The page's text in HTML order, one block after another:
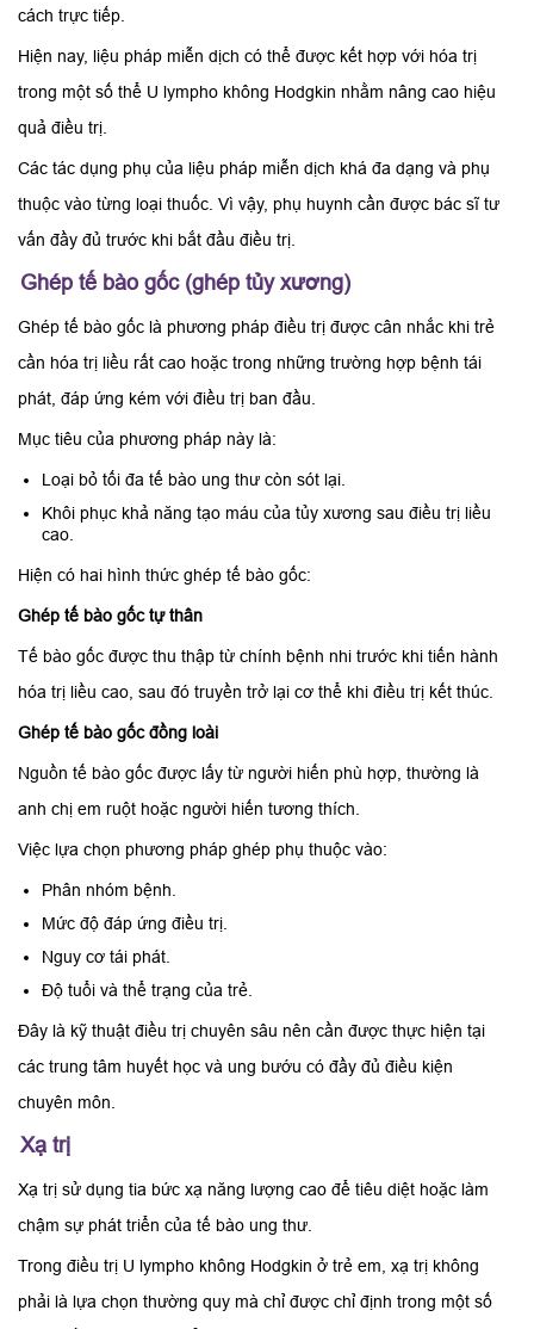
cách trực tiếp.
Hiện nay, liệu pháp miễn dịch có thể được kết hợp với hóa trị
trong một số thể U lympho không Hodgkin nhằm nâng cao hiệu
quả điều trị.
Các tác dụng phụ của liệu pháp miễn dịch khá đa dạng và phụ
thuộc vào từng loại thuốc. Vì vậy, phụ huynh cần được bác sĩ tư
vấn đầy đủ trước khi bắt đầu điều trị.
Ghép tế bào gốc (ghép tủy xương)
Ghép tế bào gốc là phương pháp điều trị được cân nhắc khi trẻ
cần hóa trị liều rất cao hoặc trong những trường hợp bệnh tái
phát, đáp ứng kém với điều trị ban đầu.
Mục tiêu của phương pháp này là:
Loại bỏ tối đa tế bào ung thư còn sót lại.
Khôi phục khả năng tạo máu của tủy xương sau điều trị liều
cao.
Hiện có hai hình thức ghép tế bào gốc:
Ghép tế bào gốc tự thân
Tế bào gốc được thu thập từ chính bệnh nhi trước khi tiến hành
hóa trị liều cao, sau đó truyền trở lại cơ thể khi điều trị kết thúc.
Ghép tế bào gốc đồng loài
Nguồn tế bào gốc được lấy từ người hiến phù hợp, thường là
anh chị em ruột hoặc người hiến tương thích.
Việc lựa chọn phương pháp ghép phụ thuộc vào:
Phân nhóm bệnh.
Mức độ đáp ứng điều trị.
Nguy cơ tái phát.
Độ tuổi và thể trạng của trẻ.
Đây là kỹ thuật điều trị chuyên sâu nên cần được thực hiện tại
các trung tâm huyết học và ung bướu có đầy đủ điều kiện
chuyên môn.
Xạ trị
Xạ trị sử dụng tia bức xạ năng lượng cao để tiêu diệt hoặc làm
chậm sự phát triển của tế bào ung thư.
Trong điều trị U lympho không Hodgkin ở trẻ em, xạ trị không
phải là lựa chọn thường quy mà chỉ được chỉ định trong một số